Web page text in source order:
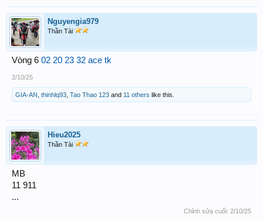
Nguyengia979
Thần Tài
Vòng 6 02 20 23 32 ace tk
2/10/25
GIA-AN thinhlq93 Tao Thao 123 and 11 others like this.
Hieu2025
Thần Tài
MB
11 911
...
Chỉnh sửa cuối: 2/10/25